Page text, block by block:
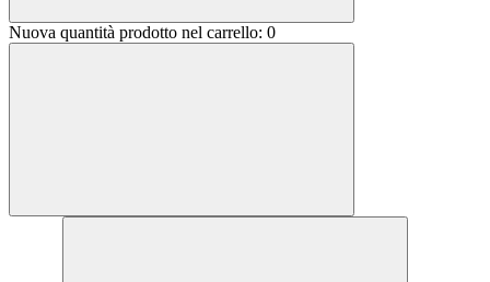
Nuova quantità prodotto nel carrello: 0